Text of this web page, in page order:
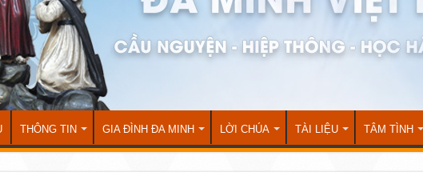
THÔNG TIN GIA ĐÌNH ĐA MINH LỜI CHÚA TÀI LIỆU TÂM TÌNH